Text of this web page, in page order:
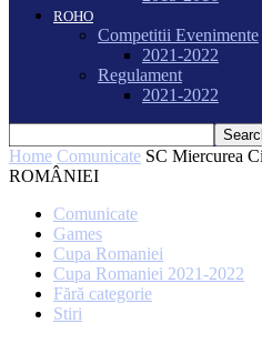
ROHO
Competitii Evenimente
2021-2022
Regulament
2021-2022
Home Comunicate SC Miercurea
ROMÂNIEI
Comunicate
Games
Cupa Romaniei
Cupa Romaniei 2021-2022
Fără categorie
Stiri